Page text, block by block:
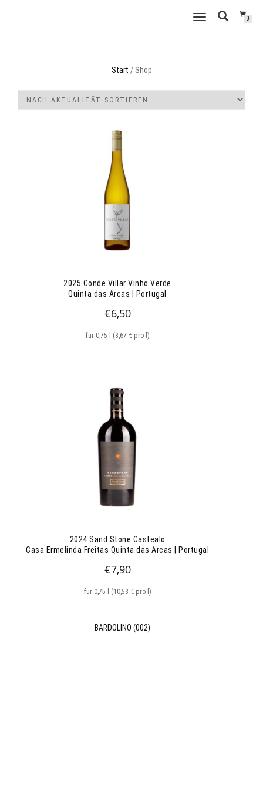
NAVIGATION
0
Start / Shop
2025 Conde Villar Vinho Verde
Quinta das Arcas | Portugal
€6,50
für 0,75 l (8,67 € pro l)
2024 Sand Stone Castealo
Casa Ermelinda Freitas Quinta das Arcas | Portugal
€7,90
für 0,75 l (10,53 € pro l)